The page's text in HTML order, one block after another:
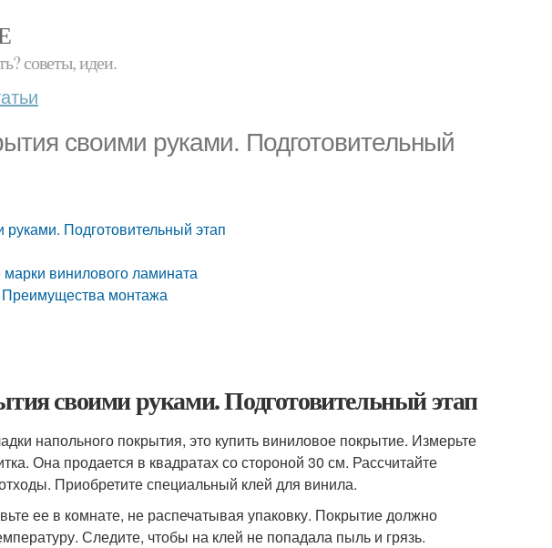
советы, идеи.
своими руками. Подготовительный
Подготовительный этап
винилового ламината
Преимущества монтажа
своими руками. Подготовительный этап
напольного покрытия, это купить виниловое покрытие. Измерьте
Она продается в квадратах со стороной 30 см. Рассчитайте
Приобретите специальный клей для винила.
ее в комнате, не распечатывая упаковку. Покрытие должно
Следите, чтобы на клей не попадала пыль и грязь.